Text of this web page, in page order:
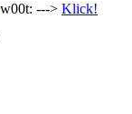
---> Klick!